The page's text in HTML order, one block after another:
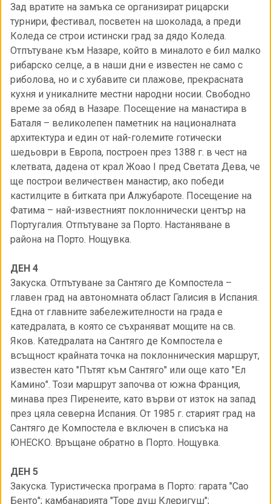
Зад вратите на замъка се организират рицарски
турнири, фестивал, посветен на шоколада, а преди
Коледа се строи истински град за дядо Коледа.
Отпътуване към Назаре, който в миналото е бил малко
рибарско селце, а в наши дни е известен не само с
риболова, но и с хубавите си плажове, прекрасната
кухня и уникалните местни народни носии. Свободно
време за обяд в Назаре. Посещение на манастира в
Баталя – великолепен паметник на националната
архитектура и един от най-големите готически
шедьоври в Европа, построен през 1388 г. в чест на
клетвата, дадена от крал Жоао І пред Светата Дева, че
ще построи величествен манастир, ако победи
кастилците в битката при Алжубароте. Посещение на
Фатима – най-известният поклоннически център на
Португалия. Отпътуване за Порто. Настаняване в
района на Порто. Нощувка.
ДЕН 4
Закуска. Отпътуване за Сантяго де Компостела –
главен град на автономната област Галисия в Испания.
Една от главните забележителности на града е
катедралата, в която се съхраняват мощите на св.
Яков. Катедралата на Сантяго де Компостела е
всъщност крайната точка на поклонническия маршрут,
известен като "Пътят към Сантяго" или още като "Ел
Камино". Този маршрут започва от южна Франция,
минава през Пиренеите, като върви от изток на запад
през цяла северна Испания. От 1985 г. старият град на
Сантяго де Компостела е включен в списъка на
ЮНЕСКО. Връщане обратно в Порто. Нощувка.
ДЕН 5
Закуска. Туристическа програма в Порто: гарата "Сао
Бенто"; камбанарията "Торе душ Клеригуш";